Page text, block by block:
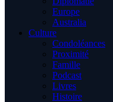
Europe
Australia
Culture
Condoléances
Proximité
Famille
Podcast
Livres
Histoire